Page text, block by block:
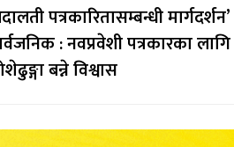
पत्रकारितासम्बन्धी मार्गदर्शन’
: नवप्रवेशी पत्रकारका लागि
बन्ने विश्वास